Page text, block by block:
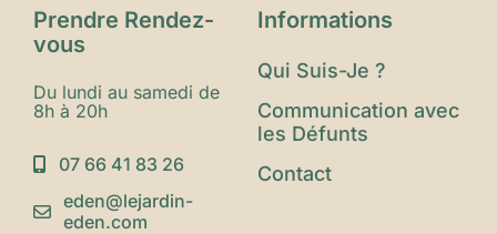
Prendre Rendez-
vous
Du lundi au samedi de
8h à 20h
07 66 41 83 26
eden@lejardin-
eden.com
Informations
Qui Suis-Je ?
Communication avec
les Défunts
Contact